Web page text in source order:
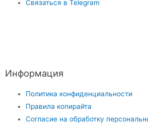
Связаться в Telegram
Информация
Политика конфиденциальности
Правила копирайта
Согласие на обработку